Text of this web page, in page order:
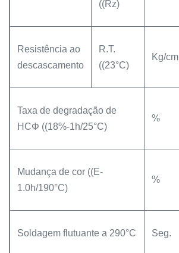
((Rz)
Resistência ao
descascamento
R.T.
((23°C)
Kg/cm
Taxa de degradação de
HCΦ ((18%-1h/25°C)
%
Mudança de cor ((E-
1.0h/190°C)
%
Soldagem flutuante a 290°C Seg.